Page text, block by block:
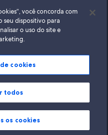
Group. Todos os direitos
são marcas comerciais ou marcas
você concorda com
seu dispositivo para
o uso do site e
cookies
todos
os cookies